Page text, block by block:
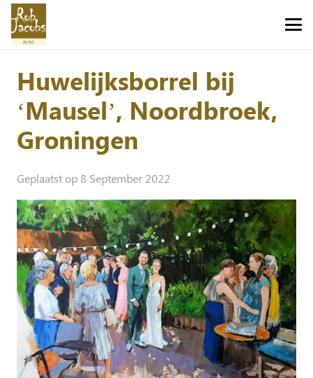
Huwelijksborrel bij
‘Mausel’, Noordbroek,
Groningen
Geplaatst op 8 September 2022